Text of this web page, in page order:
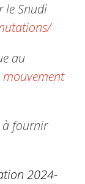
le Snudi
au
mouvement
à fournir
2024-